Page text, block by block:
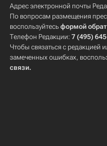
Адрес электронной почты
По вопросам размещения
воспользуйтесьформой
Телефон Редакции: 7 (495)
Чтобы связаться с редакцией
замеченных ошибках,
связи.